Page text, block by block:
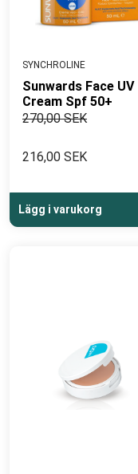
SYNCHROLINE
Sunwards Face UV
Cream Spf 50+
270,00 SEK
216,00 SEK
Lägg i varukorg